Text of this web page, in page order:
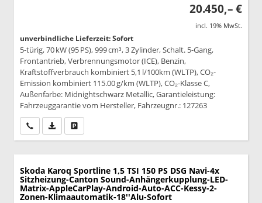
20.450,– €
incl. 19% MwSt.
unverbindliche Lieferzeit: Sofort
5-türig, 70 kW (95 PS), 999 cm³, 3 Zylinder, Schalt. 5-Gang,
Frontantrieb, Verbrennungsmotor (ICE), Benzin,
Kraftstoffverbrauch kombiniert 5,1 l/100km (WLTP), CO₂-
Emission kombiniert 115.00 g/km (WLTP), CO₂-Klasse C,
Außenfarbe: Midnightschwarz Metallic, Garantieleistung:
Fahrzeuggarantie vom Hersteller, Fahrzeugnr.: 127263
Wir rufen Sie anPDF-Datei, Fahrzeugexposé drucken
Skoda Karoq Sportline 1,5 TSI 150 PS DSG Navi-4x
Sitzheizung-Canton Sound-Anhängerkupplung-LED-
Matrix-AppleCarPlay-Android-Auto-ACC-Kessy-2-
Zonen-Klimaautomatik-18''Alu-Sofort